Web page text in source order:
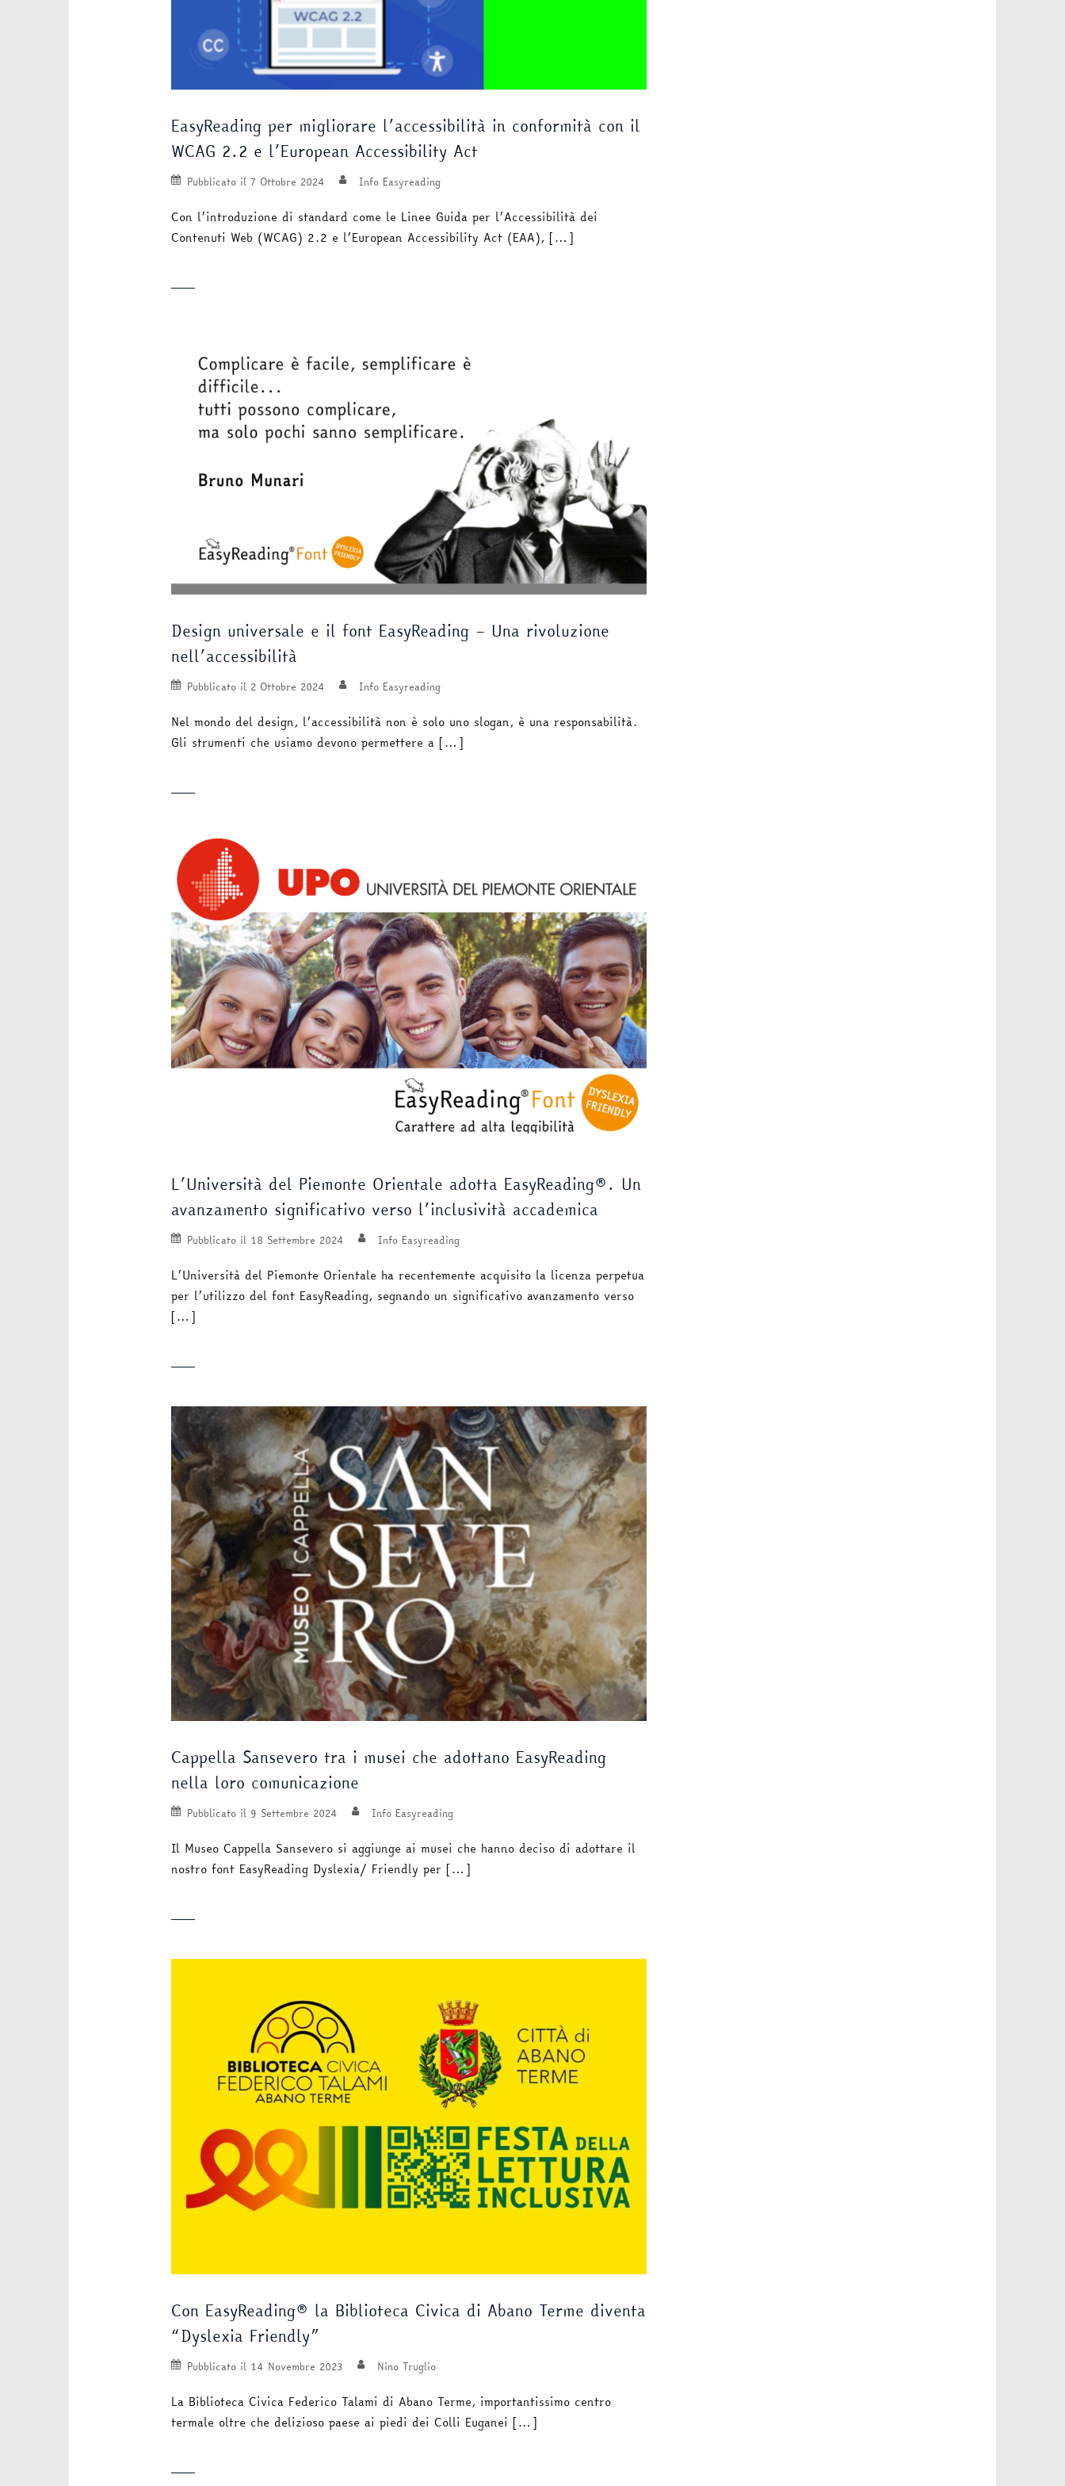
EasyReading per migliorare l’accessibilità in conformità con il
WCAG 2.2 e l’European Accessibility Act
Pubblicato il 7 Ottobre 2024 Info Easyreading
Con l’introduzione di standard come le Linee Guida per l’Accessibilità dei
Contenuti Web (WCAG) 2.2 e l’European Accessibility Act (EAA), […]
Design universale e il font EasyReading – Una rivoluzione
nell’accessibilità
Pubblicato il 2 Ottobre 2024 Info Easyreading
Nel mondo del design, l’accessibilità non è solo uno slogan, è una responsabilità.
Gli strumenti che usiamo devono permettere a […]
L’Università del Piemonte Orientale adotta EasyReading®. Un
avanzamento significativo verso l’inclusività accademica
Pubblicato il 18 Settembre 2024 Info Easyreading
L’Università del Piemonte Orientale ha recentemente acquisito la licenza perpetua
per l’utilizzo del font EasyReading, segnando un significativo avanzamento verso
[…]
Cappella Sansevero tra i musei che adottano EasyReading
nella loro comunicazione
Pubblicato il 9 Settembre 2024 Info Easyreading
Il Museo Cappella Sansevero si aggiunge ai musei che hanno deciso di adottare il
nostro font EasyReading Dyslexia/ Friendly per […]
Con EasyReading® la Biblioteca Civica di Abano Terme diventa
“Dyslexia Friendly”
Pubblicato il 14 Novembre 2023 Nino Truglio
La Biblioteca Civica Federico Talami di Abano Terme, importantissimo centro
termale oltre che delizioso paese ai piedi dei Colli Euganei […]